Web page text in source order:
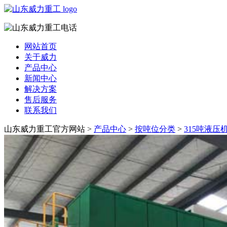
网站首页
关于威力
产品中心
新闻中心
解决方案
售后服务
联系我们
山东威力重工官方网站 > 产品中心 > 按吨位分类 > 315吨液压